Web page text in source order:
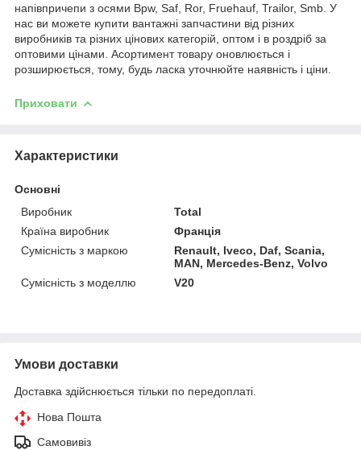
напівпричепи з осями Bpw, Saf, Ror, Fruehauf, Trailor, Smb. У
нас ви можете купити вантажні запчастини від різних
виробників та різних цінових категорій, оптом і в роздріб за
оптовими цінами. Асортимент товару оновлюється і
розширюється, тому, будь ласка уточнюйте наявність і ціни.
Приховати
Характеристики
Основні
Виробник
Total
Країна виробник
Франція
Сумісність з маркою
Renault, Iveco, Daf, Scania,
MAN, Mercedes-Benz, Volvo
Сумісність з моделлю
V20
Умови доставки
Доставка здійснюється тільки по передоплаті.
Нова Пошта
Самовивіз